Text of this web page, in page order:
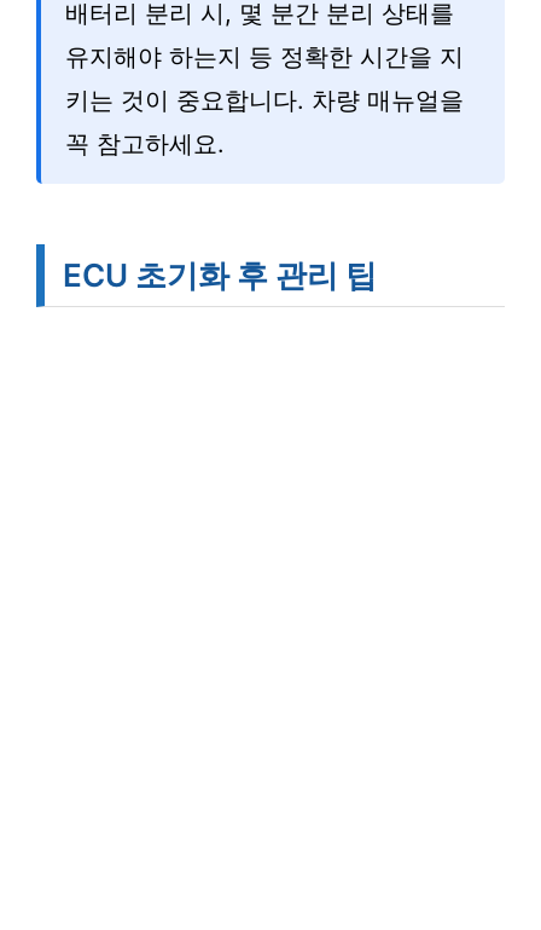
배터리 분리 시, 몇 분간 분리 상태를
유지해야 하는지 등 정확한 시간을 지
키는 것이 중요합니다. 차량 매뉴얼을
꼭 참고하세요.
ECU 초기화 후 관리 팁